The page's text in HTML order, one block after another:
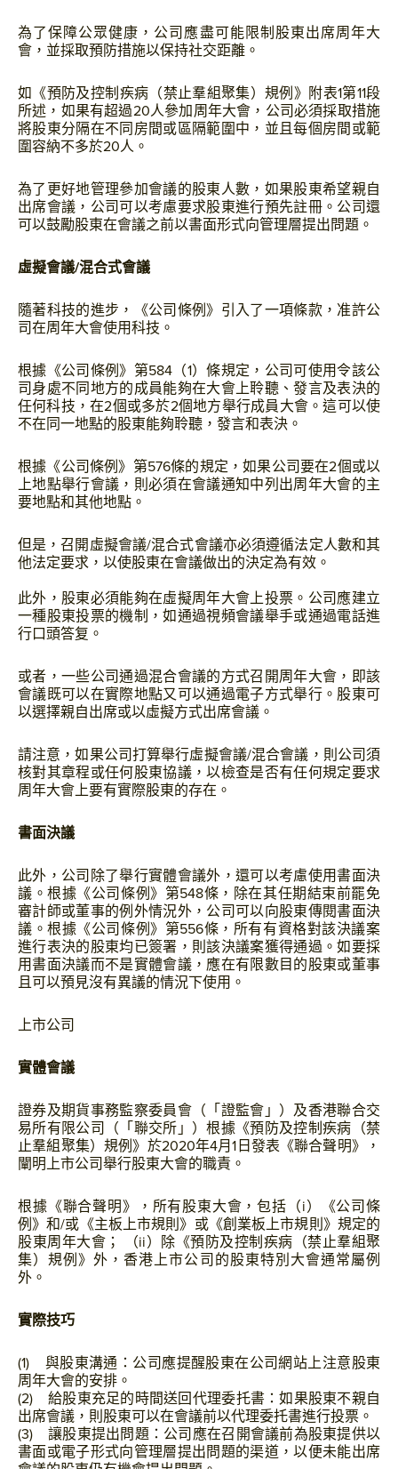
為了保障公眾健康，公司應盡可能限制股東出席周年大
會，並採取預防措施以保持社交距離。
如《預防及控制疾病（禁止羣組聚集）規例》附表1第11段
所述，如果有超過20人參加周年大會，公司必須採取措施
將股東分隔在不同房間或區隔範圍中，並且每個房間或範
圍容納不多於20人。
為了更好地管理參加會議的股東人數，如果股東希望親自
出席會議，公司可以考慮要求股東進行預先註冊。公司還
可以鼓勵股東在會議之前以書面形式向管理層提出問題。
虛擬會議/混合式會議
隨著科技的進步，《公司條例》引入了一項條款，准許公
司在周年大會使用科技。
根據《公司條例》第584（1）條規定，公司可使用令該公
司身處不同地方的成員能夠在大會上聆聽、發言及表決的
任何科技，在2個或多於2個地方舉行成員大會。這可以使
不在同一地點的股東能夠聆聽，發言和表決。
根據《公司條例》第576條的規定，如果公司要在2個或以
上地點舉行會議，則必須在會議通知中列出周年大會的主
要地點和其他地點。
但是，召開虛擬會議/混合式會議亦必須遵循法定人數和其
他法定要求，以使股東在會議做出的決定為有效。
此外，股東必須能夠在虛擬周年大會上投票。公司應建立
一種股東投票的機制，如通過視頻會議舉手或通過電話進
行口頭答复。
或者，一些公司通過混合會議的方式召開周年大會，即該
會議既可以在實際地點又可以通過電子方式舉行。股東可
以選擇親自出席或以虛擬方式出席會議。
請注意，如果公司打算舉行虛擬會議/混合會議，則公司須
核對其章程或任何股東協議，以檢查是否有任何規定要求
周年大會上要有實際股東的存在。
書面決議
此外，公司除了舉行實體會議外，還可以考慮使用書面決
議。根據《公司條例》第548條，除在其任期結束前罷免
審計師或董事的例外情況外，公司可以向股東傳閱書面決
議。根據《公司條例》第556條，所有有資格對該決議案
進行表決的股東均已簽署，則該決議案獲得通過。如要採
用書面決議而不是實體會議，應在有限數目的股東或董事
且可以預見沒有異議的情況下使用。
上市公司
實體會議
證券及期貨事務監察委員會（「證監會」）及香港聯合交
易所有限公司（「聯交所」）根據《預防及控制疾病（禁
止羣組聚集）規例》於2020年4月1日發表《聯合聲明》，
闡明上市公司舉行股東大會的職責。
根據《聯合聲明》，所有股東大會，包括（i）《公司條
例》和/或《主板上市規則》或《創業板上市規則》規定的
股東周年大會； （ii）除《預防及控制疾病（禁止羣組聚
集）規例》外，香港上市公司的股東特別大會通常屬例
外。
實際技巧
(1) 與股東溝通：公司應提醒股東在公司網站上注意股東
周年大會的安排。
(2) 給股東充足的時間送回代理委托書：如果股東不親自
出席會議，則股東可以在會議前以代理委托書進行投票。
(3) 讓股東提出問題：公司應在召開會議前為股東提供以
書面或電子形式向管理層提出問題的渠道，以便未能出席